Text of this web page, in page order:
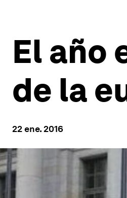
El año
de la
22 ene. 2016